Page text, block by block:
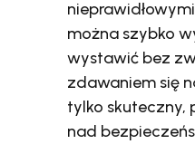
można szybko
wystawić bez
zdawaniem się
tylko skuteczny,
nad